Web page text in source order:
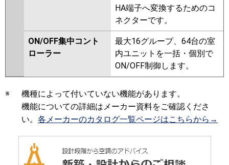
HA端子へ変換するためのコ
ネクターです。
ON/OFF集中コント
ローラー
最大16グループ、64台の室
内ユニットを一括・個別で
ON/OFF制御します。
※
機種によって付いていない機能があります。
機能についての詳細はメーカー資料をご確認くださ
い。 各メーカーのカタログ一覧ページはこちらから→